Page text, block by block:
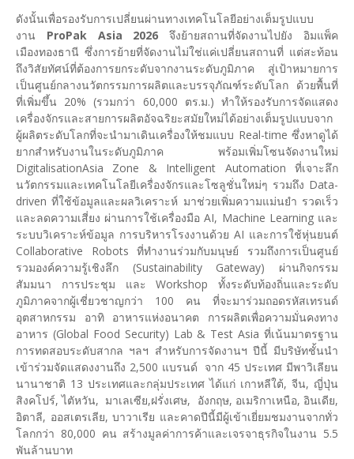
ดังนั้นเพื่อรองรับการเปลี่ยนผ่านทางเทคโนโลยีอย่างเต็มรูปแบบ
งาน ProPak Asia 2026จึงย้ายสถานที่จัดงานไปยัง อิมแพ็ค
เมืองทองธานี ซึ่งการย้ายที่จัดงานไม่ใช่แค่เปลี่ยนสถานที่ แต่สะท้อน
ถึงวิสัยทัศน์ที่ต้องการยกระดับจากงานระดับภูมิภาค สู่เป้าหมายการ
เป็นศูนย์กลางนวัตกรรมการผลิตและบรรจุภัณฑ์ระดับโลก ด้วยพื้นที่
ที่เพิ่มขึ้น 20% (รวมกว่า 60,000 ตร.ม.) ทำให้รองรับการจัดแสดง
เครื่องจักรและสายการผลิตอัจฉริยะสมัยใหม่ได้อย่างเต็มรูปแบบจาก
ผู้ผลิตระดับโลกที่จะนำมาเดินเครื่องให้ชมแบบ Real-time ซึ่งหาดูได้
ยากสำหรับงานในระดับภูมิภาค พร้อมเพิ่มโซนจัดงานใหม่
DigitalisationAsia Zone & Intelligent Automation ที่เจาะลึก
นวัตกรรมและเทคโนโลยีเครื่องจักรและโซลูชั่นใหม่ๆ รวมถึง Data-
driven ที่ใช้ข้อมูลและผลวิเคราะห์ มาช่วยเพิ่มความแม่นยำ รวดเร็ว
และลดความเสี่ยง ผ่านการใช้เครื่องมือ AI, Machine Learning และ
ระบบวิเคราะห์ข้อมูล การบริหารโรงงานด้วย AI และการใช้หุ่นยนต์
Collaborative Robots ที่ทำงานร่วมกับมนุษย์ รวมถึงการเป็นศูนย์
รวมองค์ความรู้เชิงลึก (Sustainability Gateway) ผ่านกิจกรรม
สัมมนา การประชุม และ Workshop ทั้งระดับท้องถิ่นและระดับ
ภูมิภาคจากผู้เชี่ยวชาญกว่า 100 คน ที่จะมาร่วมถอดรหัสเทรนด์
อุตสาหกรรม อาทิ อาหารแห่งอนาคต การผลิตเพื่อความมั่นคงทาง
อาหาร (Global Food Security) Lab & Test Asia ที่เน้นมาตรฐาน
การทดสอบระดับสากล ฯลฯ สำหรับการจัดงานฯ ปีนี้ มีบริษัทชั้นนำ
เข้าร่วมจัดแสดงงานถึง 2,500 แบรนด์ จาก 45 ประเทศ มีพาวิเลียน
นานาชาติ 13 ประเทศและกลุ่มประเทศ ได้แก่ เกาหลีใต้, จีน, ญี่ปุ่น
สิงคโปร์, ไตัหวัน, มาเลเซีย,ฝรั่งเศษ, อังกฤษ, อเมริกาเหนือ, อินเดีย,
อิตาลี, ออสเตรเลีย, บาวาเรีย และคาดปีนี้มีผู้เข้าเยี่ยมชมงานจากทั่ว
โลกกว่า 80,000 คน สร้างมูลค่าการค้าและเจรจาธุรกิจในงาน 5.5
พันล้านบาท